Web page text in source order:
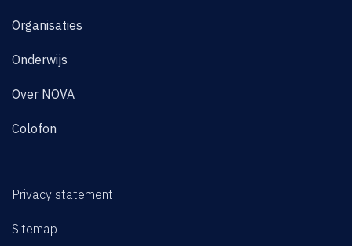
Organisaties
Onderwijs
Over NOVA
Colofon
Privacy statement
Sitemap